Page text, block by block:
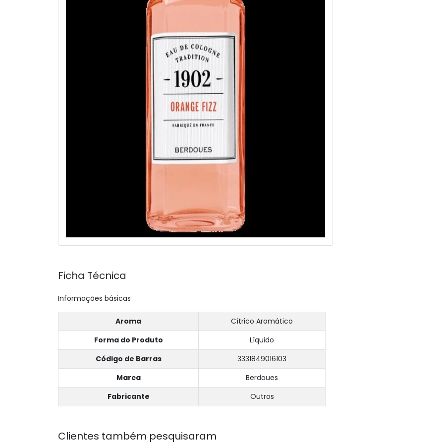
Ficha Técnica
Informações básicas
Aroma
Cítrico Aromático
Forma do Produto
Líquido
Código de Barras
3331849016103
Marca
Berdoues
Fabricante
Outros
Clientes também pesquisaram